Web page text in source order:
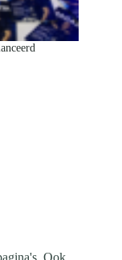
Ook